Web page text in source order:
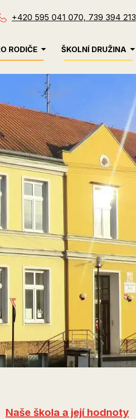
+420 595 041 070, 739 394 213
RODIČE ŠKOLNÍ DRUŽINA
Naše škola a její hodnoty